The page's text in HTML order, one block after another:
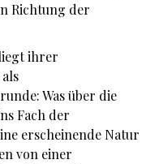
Richtung der
ihrer
Was über die
Fach der
erscheinende Natur
von einer